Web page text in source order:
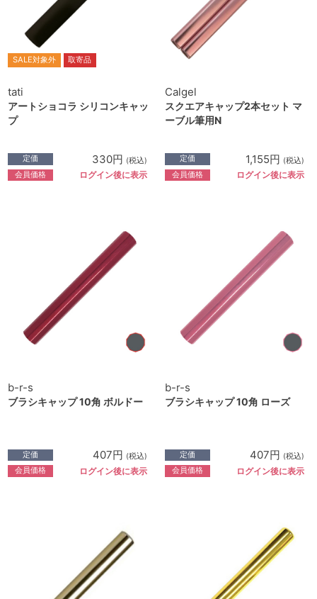
SALE対象外 取寄品
tati
アートショコラ シリコンキャッ
プ
定価 330円 (税込)
会員価格 ログイン後に表示
Calgel
スクエアキャップ2本セット マ
ーブル筆用N
定価 1,155円 (税込)
会員価格 ログイン後に表示
b-r-s
ブラシキャップ 10角 ボルドー
定価 407円 (税込)
会員価格 ログイン後に表示
b-r-s
ブラシキャップ 10角 ローズ
定価 407円 (税込)
会員価格 ログイン後に表示